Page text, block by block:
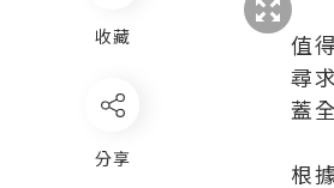
收藏
分享
值
尋
蓋
根